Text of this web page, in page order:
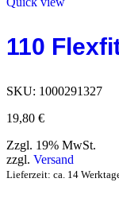
110
SKU: 1000291327
19,80 €
Zzgl. 19% MwSt.
zzgl. Versand
Lieferzeit: ca. 14